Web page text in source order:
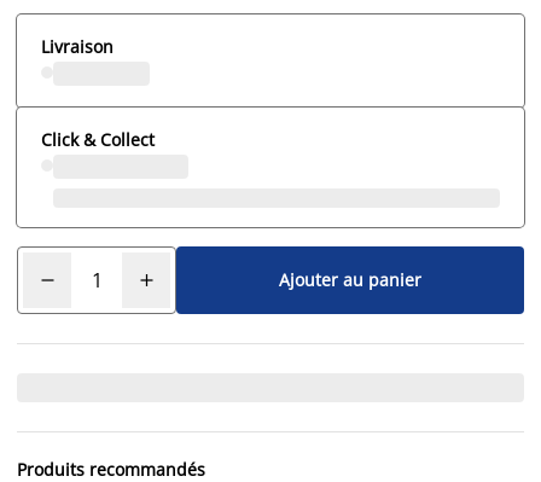
Livraison
Click & Collect
Ajouter au panier
Produits recommandés